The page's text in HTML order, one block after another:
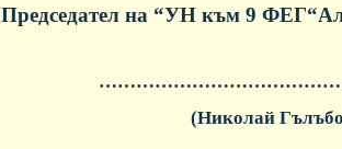
Председател на “УН към 9 ФЕГ
(Николай